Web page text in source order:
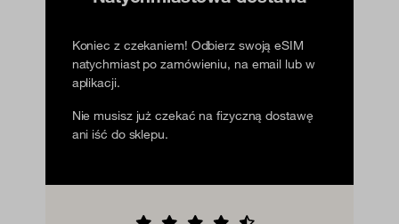
Koniec z czekaniem! Odbierz swoją eSIM
natychmiast po zamówieniu, na email lub w
aplikacji.
Nie musisz już czekać na fizyczną dostawę
ani iść do sklepu.